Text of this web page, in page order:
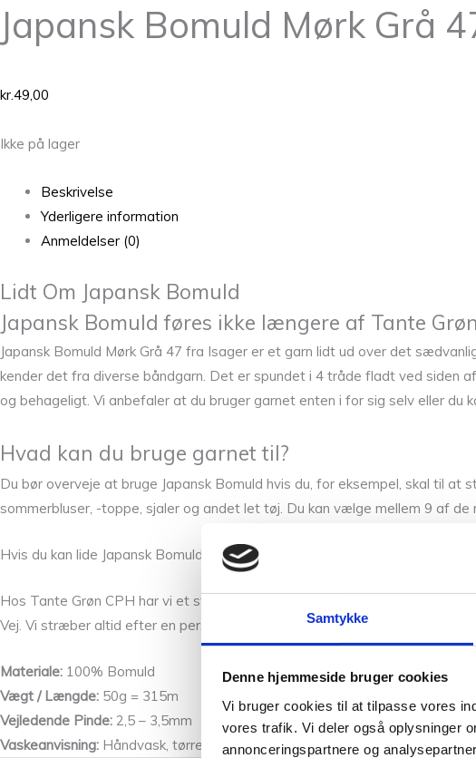
Samtykke
Denne hjemmeside bruger cookies
Vi bruger cookies til at tilpasse vores
vores trafik. Vi deler også oplysninger
annonceringspartnere og
Japansk Bomuld Mørk Grå
kr.49,00
Ikke på lager
Beskrivelse
Yderligere information
Anmeldelser (0)
Lidt Om Japansk Bomuld
Japansk Bomuld føres ikke længere af Tante
Japansk Bomuld Mørk Grå 47 fra Isager er et garn lidt ud over det
kender det fra diverse båndgarn. Det er spundet i 4 tråde fladt ved siden
og behageligt. Vi anbefaler at du bruger garnet enten i for sig selv eller
Hvad kan du bruge garnet til?
Du bør overveje at bruge Japansk Bomuld hvis du, for eksempel, skal til
sommerbluser, -toppe, sjaler og andet let tøj. Du kan vælge mellem 9 af
Hvis du kan lide Japansk Bomuld Mørk Grå 47 vil du måske også kunne de
Hos Tante Grøn CPH har vi et stort udvalg af garner i mange skønne
Vej. Vi stræber altid efter en personlig og nøje vejledning så du er på sikker
Materiale: 100% Bomuld
Vægt / Længde: 50g = 315m
Vejledende Pinde: 2,5 – 3,5mm
Vaskeanvisning: Håndvask, tørres fladt.